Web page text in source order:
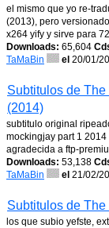
el mismo que yo re-
(2013), pero
x264 yify y sirve para
Downloads: 65,604
TaMaBin
el 20/01/
Subtitulos de
(2014)
subtitulo original
mockingjay part 1
agradecida a ftp-
Downloads: 53,138
TaMaBin
el 21/02/
Subtitulos de
los que subio yefste,